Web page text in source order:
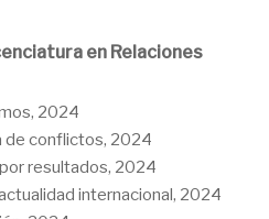
en Relaciones
2024
de conflictos, 2024
resultados, 2024
internacional, 2024